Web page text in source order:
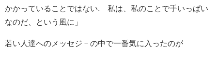
かかっていることではない. 私は、私のことで手いっぱい
なのだ、という風に」
若い人達へのメッセジ－の中で一番気に入ったのが